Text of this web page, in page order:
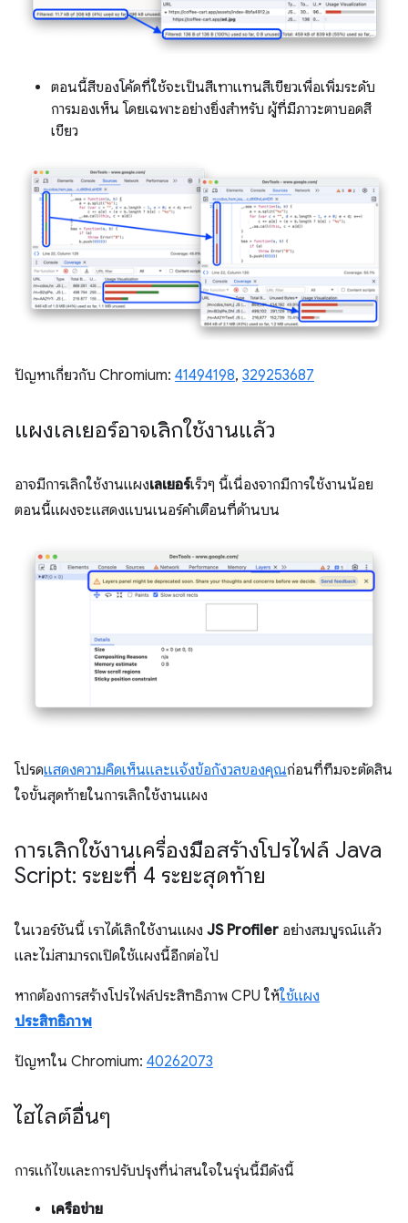
ตอนนี้สีของโค้ดที่ใช้จะเป็นสีเทาแทนสีเขียวเพื่อเพิ่มระดับ
การมองเห็น โดยเฉพาะอย่างยิ่งสำหรับ ผู้ที่มีภาวะตาบอดสี
เขียว
ปัญหาเกี่ยวกับ Chromium: 41494198, 329253687
แผงเลเยอร์อาจเลิกใช้งานแล้ว
อาจมีการเลิกใช้งานแผงเลเยอร์เร็วๆ นี้เนื่องจากมีการใช้งานน้อย
ตอนนี้แผงจะแสดงแบนเนอร์คำเตือนที่ด้านบน
โปรดแสดงความคิดเห็นและแจ้งข้อกังวลของคุณก่อนที่ทีมจะตัดสิน
ใจขั้นสุดท้ายในการเลิกใช้งานแผง
การเลิกใช้งานเครื่องมือสร้างโปรไฟล์ Java
Script: ระยะที่ 4 ระยะสุดท้าย
ในเวอร์ชันนี้ เราได้เลิกใช้งานแผง JS Profiler อย่างสมบูรณ์แล้ว
และไม่สามารถเปิดใช้แผงนี้อีกต่อไป
หากต้องการสร้างโปรไฟล์ประสิทธิภาพ CPU ให้ใช้แผง
ประสิทธิภาพ
ปัญหาใน Chromium: 40262073
ไฮไลต์อื่นๆ
การแก้ไขและการปรับปรุงที่น่าสนใจในรุ่นนี้มีดังนี้
เครือข่าย